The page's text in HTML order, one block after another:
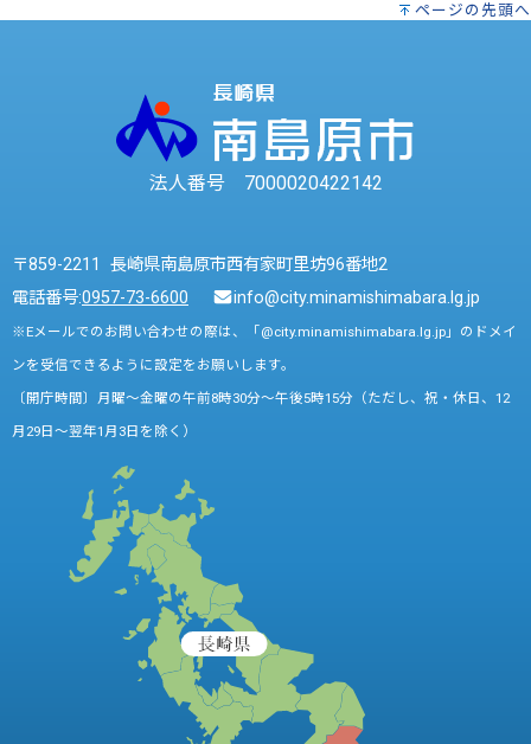
ページの先頭へ
法人番号 7000020422142
〒859-2211 長崎県南島原市西有家町里坊96番地2
電話番号:0957-73-6600 info@city.minamishimabara.lg.jp
※Eメールでのお問い合わせの際は、「@city.minamishimabara.lg.jp」のドメイ
ンを受信できるように設定をお願いします。
〔開庁時間〕月曜～金曜の午前8時30分～午後5時15分（ただし、祝・休日、12
月29日～翌年1月3日を除く）